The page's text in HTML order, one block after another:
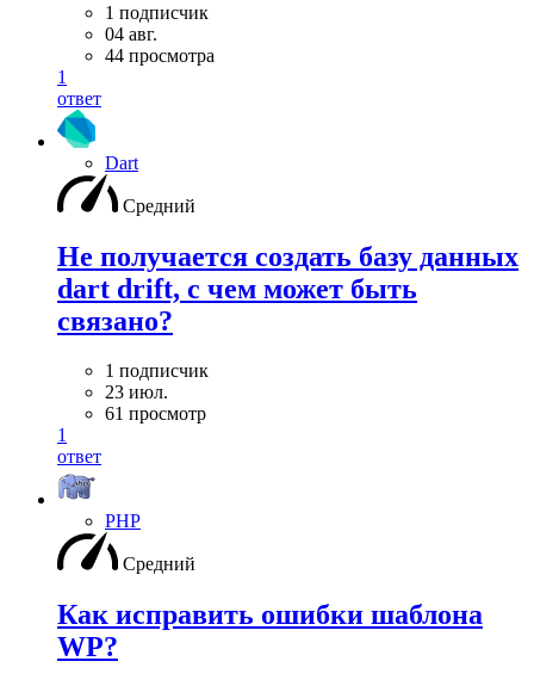
1 подписчик
04 авг.
44 просмотра
1
ответ
Dart
Средний
Не получается создать базу данных
dart drift, с чем может быть
связано?
1 подписчик
23 июл.
61 просмотр
1
ответ
PHP
Средний
Как исправить ошибки шаблона
WP?